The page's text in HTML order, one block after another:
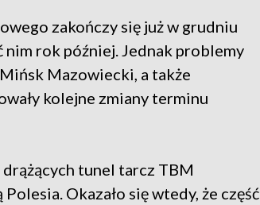
zakończy się już w grudniu
nim rok później. Jednak problemy
Mazowiecki, a także
kolejne zmiany terminu
tunel tarcz TBM
Okazało się wtedy, że część